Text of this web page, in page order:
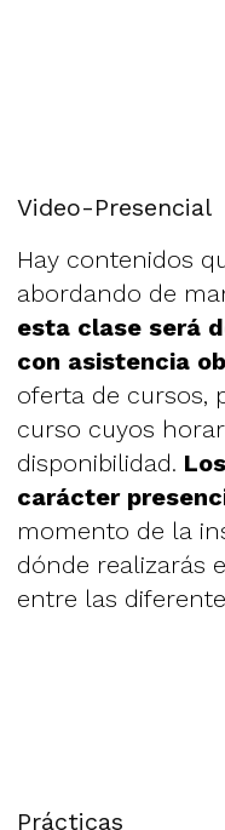
Video-Presencial
Hay contenidos
abordando de
esta clase será
con asistencia
oferta de cursos,
curso cuyos
disponibilidad.
carácter
momento de la
dónde realizarás
entre las
Prácticas